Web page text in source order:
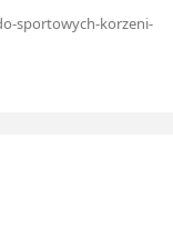
sportowych-korzeni-